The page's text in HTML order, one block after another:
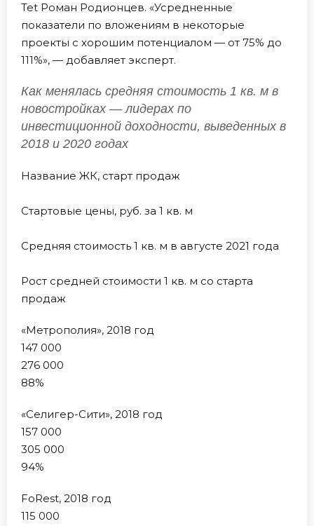
Tet Роман Родионцев. «Усредненные
показатели по вложениям в некоторые
проекты с хорошим потенциалом — от 75% до
111%», — добавляет эксперт.
Как менялась средняя стоимость 1 кв. м в
новостройках — лидерах по
инвестиционной доходности, выведенных в
2018 и 2020 годах
Название ЖК, старт продаж
Стартовые цены, руб. за 1 кв. м
Средняя стоимость 1 кв. м в августе 2021 года
Рост средней стоимости 1 кв. м со старта
продаж
«Метрополия», 2018 год
147 000
276 000
88%
«Селигер-Сити», 2018 год
157 000
305 000
94%
FoRest, 2018 год
115 000